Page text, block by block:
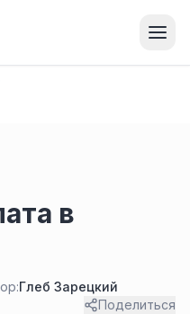
в
Глеб Зарецкий
Поделиться